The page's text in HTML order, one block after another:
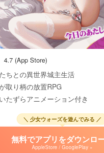
4.7 (App Store)
ちとの異世界城主生活
取り柄の放置RPG
たずらアニメーション付き
＼ 少女ウォーズを遊んでみる ／
無料でアプリをダウンロ
AppleStore / GooglePlay »